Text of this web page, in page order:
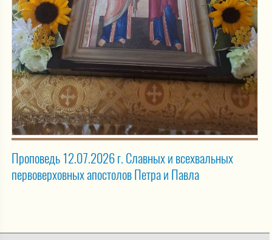
Проповедь 12.07.2026 г. Славных и всехвальных
первоверховных апостолов Петра и Павла